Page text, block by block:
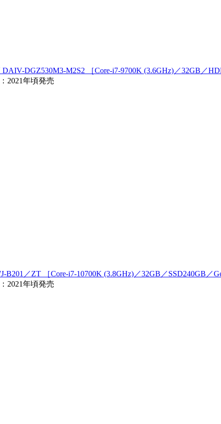
DGZ530M3-M2S2 ［Core-i7-9700K (3.6GHz)／32GB／
2021年頃発売
B201／ZT ［Core-i7-10700K (3.8GHz)／32GB／SSD240GB／
2021年頃発売